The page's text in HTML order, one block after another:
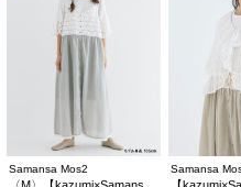
Samansa Mos2 Samansa